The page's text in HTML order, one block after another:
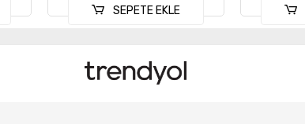
SEPETE EKLE